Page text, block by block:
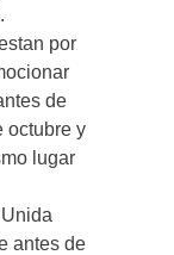
por
de
octubre y
lugar
antes de